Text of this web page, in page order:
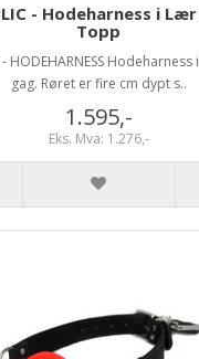
- Hodeharness i
Topp
- HODEHARNESS
gag. Røret er fire cm dypt s..
1.595,-
Eks. Mva: 1.276,-